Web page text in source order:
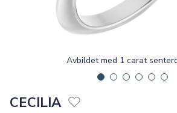
Avbildet med 1 carat
CECILIA